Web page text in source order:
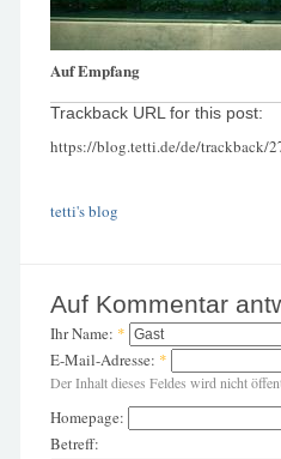
Auf Empfang
Trackback URL for this post:
https://blog.tetti.de/de/trackback/
tetti's blog
Auf Kommentar
Ihr Name: *
E-Mail-Adresse: *
Der Inhalt dieses Feldes wird nicht
Homepage:
Betreff: